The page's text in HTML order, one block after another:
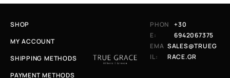
SHOP
MY ACCOUNT
SHIPPING METHODS
PAYMENT METHODS
PHON
E:
+30
6942067375
EMA
IL:
SALES@TRUEG
RACE.GR